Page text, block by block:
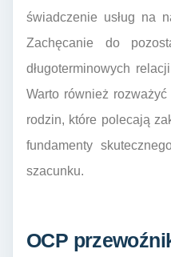
świadczenie usług na
Zachęcanie do
długoterminowych
Warto również
rodzin, które polecają
fundamenty
szacunku.
OCP